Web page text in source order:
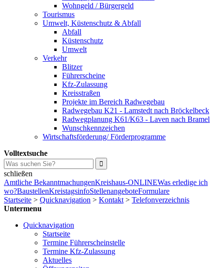
Wohngeld / Bürgergeld
Tourismus
Umwelt, Küstenschutz & Abfall
Abfall
Küstenschutz
Umwelt
Verkehr
Blitzer
Führerscheine
Kfz-Zulassung
Kreisstraßen
Projekte im Bereich Radwegebau
Radwegebau K21 - Lamstedt nach Bröckelbeck
Radwegplanung K61/K63 - Laven nach Bramel
Wunschkennzeichen
Wirtschaftsförderung/ Förderprogramme
Volltextsuche
schließen
Amtliche BekanntmachungenKreishaus-ONLINEWas erledige ich
wo?BaustellenKreistagsinfoStellenangeboteFormulare
Startseite > Quicknavigation > Kontakt > Telefonverzeichnis
Untermenu
Quicknavigation
Startseite
Termine Führerscheinstelle
Termine Kfz-Zulassung
Aktuelles